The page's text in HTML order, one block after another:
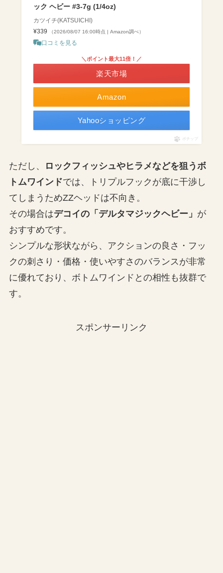
ック ヘビー #3-7g (1/4oz)
カツイチ(KATSUICHI)
¥339
（2026/08/07 16:00時点 | Amazon調べ）
口コミを見る
Amazon
＼ポイント最大11倍！／
楽天市場
Yahooショッピング
ポチップ
ただし、
ロックフィッシュやヒラメなどを狙うボ
トムワインドでは、トリプルフックが底に干渉し
てしまうためZZヘッドは不向き。
その場合はデコイの「デルタマジックヘビー」 が
おすすめです。
シンプルな形状ながら、アクションの良さ・フッ
クの刺さり・価格・使いやすさのバランスが非常
に優れており、ボトムワインドとの相性も抜群で
す。
スポンサーリンク